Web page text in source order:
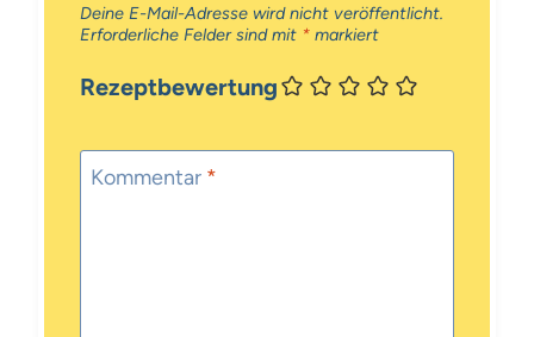
Deine E-Mail-Adresse wird nicht veröffentlicht.
Erforderliche Felder sind mit *markiert
Rezeptbewertung
Kommentar *